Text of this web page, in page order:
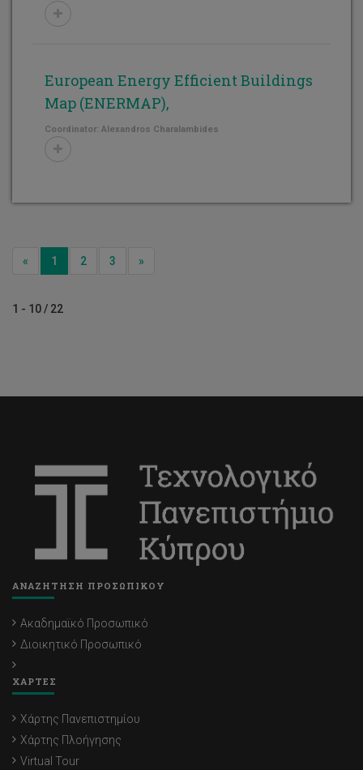
European Energy Efficient Buildings
Map (ENERMAP),
Coordinator: Alexandros Charalambides
« Previous
1 2 3 »
1 - 10 / 22
ΑΝΑΖΗΤΗΣΗ ΠΡΟΣΩΠΙΚΟΥ
Ακαδημαϊκό Προσωπικό
Διοικητικό Προσωπικό
ΧΑΡΤΕΣ
Χάρτης Πανεπιστημίου
Χάρτης Πλοήγησης
Virtual Tour